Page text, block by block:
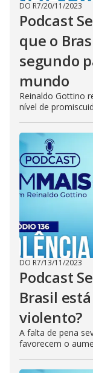
DO R7/20/11/2023
Podcast
que o
segundo
mundo
Reinaldo Gottino
nível de
DO R7/13/11/2023
Podcast
Brasil
violento?
A falta de pena
favorecem o